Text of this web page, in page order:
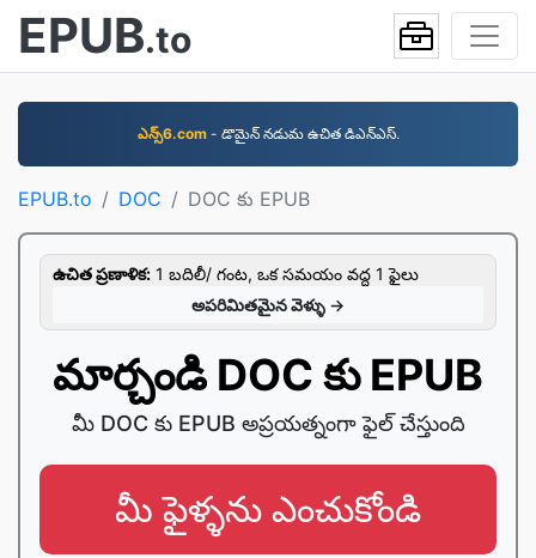
EPUB.to
ఎన్స్6.com- డొమైన్‌ నడుమ ఉచిత డిఎన్‌ఎస్‌.
EPUB.to DOC DOC కు EPUB
ఉచిత ప్రణాళిక: 1 బదిలీ/ గంట, ఒక సమయం వద్ద 1 ఫైలు
అపరిమితమైన వెళ్ళు →
మార్చండి DOC కు EPUB
మీ DOC కు EPUB అప్రయత్నంగా ఫైల్ చేస్తుంది
మీ ఫైళ్ళను ఎంచుకోండి